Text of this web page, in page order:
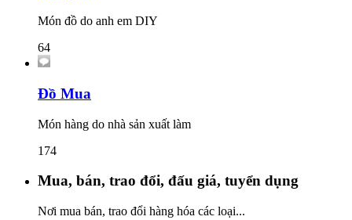
Món đồ do anh em DIY
64
Đồ Mua
Món hàng do nhà sản xuất làm
174
Mua, bán, trao đổi, đấu giá, tuyển dụng
Nơi mua bán, trao đổi hàng hóa các loại...